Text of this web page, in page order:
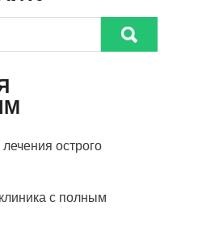
острого
с полным